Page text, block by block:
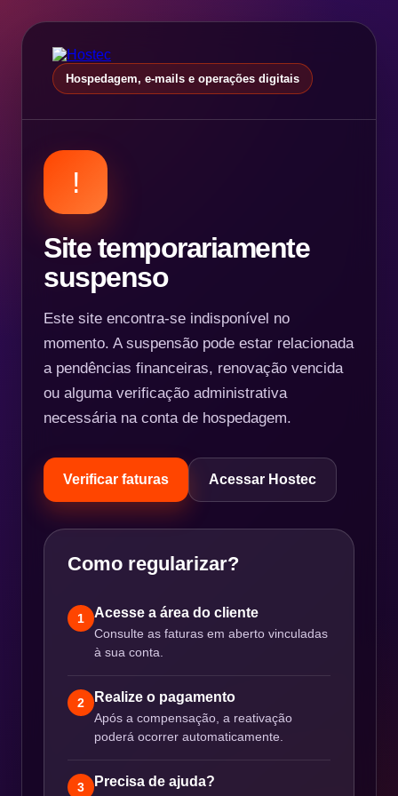
Hospedagem, e-mails e operações digitais
!
Site temporariamente
suspenso
Este site encontra-se indisponível no
momento. A suspensão pode estar relacionada
a pendências financeiras, renovação vencida
ou alguma verificação administrativa
necessária na conta de hospedagem.
Verificar faturas Acessar Hostec
Como regularizar?
1 Acesse a área do cliente
Consulte as faturas em aberto vinculadas
à sua conta.
2 Realize o pagamento
Após a compensação, a reativação
poderá ocorrer automaticamente.
3 Precisa de ajuda?